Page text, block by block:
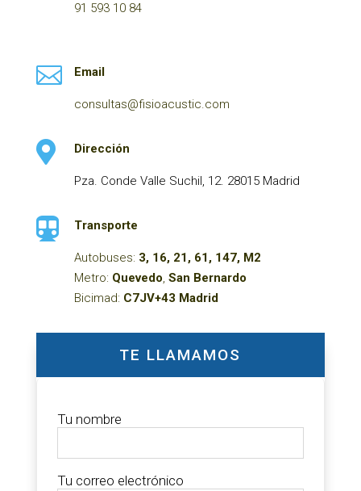
91 593 10 84
 Email
consultas@fisioacustic.com
 Dirección
Pza. Conde Valle Suchil, 12. 28015 Madrid
 Transporte
Autobuses: 3, 16, 21, 61, 147, M2
Metro: Quevedo, San Bernardo
Bicimad: C7JV+43 Madrid
TE LLAMAMOS
Tu nombre
Tu correo electrónico